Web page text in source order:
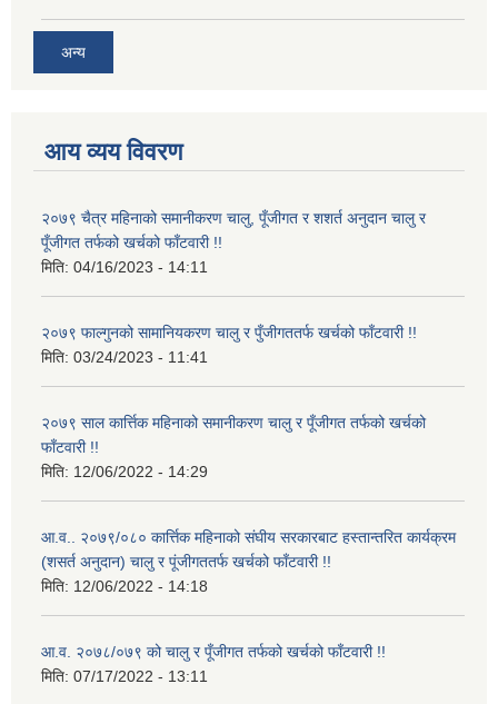
अन्य
आय व्यय विवरण
२०७९ चैत्र महिनाको समानीकरण चालु, पूँजीगत र शशर्त अनुदान चालु र
पूँजीगत तर्फको खर्चको फाँटवारी !!
मिति: 04/16/2023 - 14:11
२०७९ फाल्गुनको सामानियकरण चालु र पुँजीगततर्फ खर्चको फाँटवारी !!
मिति: 03/24/2023 - 11:41
२०७९ साल कार्त्तिक महिनाको समानीकरण चालु र पूँजीगत तर्फको खर्चको
फाँटवारी !!
मिति: 12/06/2022 - 14:29
आ.व.. २०७९/०८० कार्त्तिक महिनाको संघीय सरकारबाट हस्तान्तरित कार्यक्रम
(शसर्त अनुदान) चालु र पूंजीगततर्फ खर्चको फाँटवारी !!
मिति: 12/06/2022 - 14:18
आ.व. २०७८/०७९ को चालु र पूँजीगत तर्फको खर्चको फाँटवारी !!
मिति: 07/17/2022 - 13:11